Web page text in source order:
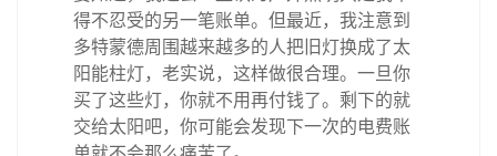
得不忍受的另一笔账单。但最近，我注意到
多特蒙德周围越来越多的人把旧灯换成了太
阳能柱灯，老实说，这样做很合理。一旦你
买了这些灯，你就不用再付钱了。剩下的就
交给太阳吧，你可能会发现下一次的电费账